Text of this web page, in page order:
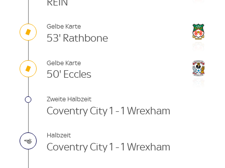
Gelbe Karte
53' Rathbone
Gelbe Karte
50' Eccles
Zweite Halbzeit
Coventry City 1 - 1 Wrexham
Halbzeit
Coventry City 1 - 1 Wrexham